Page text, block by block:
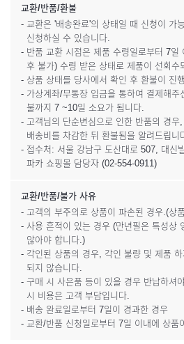
교환/반품/환불
- 교환은 '배송완료'의 상태일 때 신청이 가
신청하실 수 있습니다.
- 반품 교환 시점은 제품 수령일로부터 7일
후 불가) 수령 받은 상태로 제품이 선회수
- 상품 상태를 당사에서 확인 후 환불이 진
- 가상계좌/무통장 입금을 통하여 결제해
불까지 7 ~10일 소요가 됩니다.
- 고객님의 단순변심으로 인한 반품의 경우
배송비를 차감한 뒤 환불됨을 알려드립니
- 접수처: 서울 강남구 도산대로 507, 대신
파카 쇼핑몰 담당자 (02-554-0911)
교환/반품/불가 사유
- 고객의 부주의로 상품이 파손된 경우.(상
- 사용 흔적이 있는 경우 (만년필은 특성상
않아야 합니다.)
- 각인된 상품의 경우, 각인 불량 및 제품 하
되지 않습니다.
- 구매 시 사은품 등이 있을 경우 반납하셔
시 비용은 고객 부담입니다.
- 배송 완료일로부터 7일이 경과한 경우
- 교환/반품 신청일로부터 7일 이내에 상품